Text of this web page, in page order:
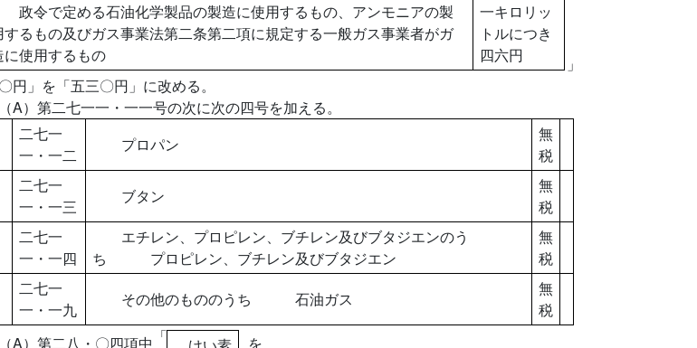
定める石油化学製品の製造に使用するもの、アンモニアの製
るもの及びガス事業法第二条第二項に規定する一般ガス事業者がガ
に使用するもの
一キロリッ
トルにつき
四六円
」
円」を「五三〇円」に改める。
A）第二七一一・一一号の次に次の四号を加える。
二七一
一・一二
プロパン
無
税
二七一
一・一三
ブタン
無
税
二七一
一・一四
エチレン、プロピレン、ブチレン及びブタジエンのう
ち プロピレン、ブチレン及びブタジエン
無
税
二七一
一・一九
その他のもののうち 石油ガス
無
税
A）第二八・〇四項中 「
を